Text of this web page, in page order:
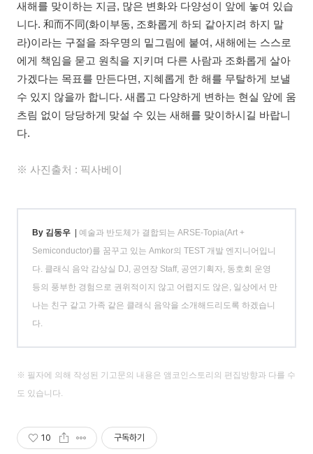
새해를 맞이하는 지금, 많은 변화와 다양성이 앞에 놓여 있습
니다. 和而不同(화이부동, 조화롭게 하되 같아지려 하지 말
라)이라는 구절을 좌우명의 밑그림에 붙여, 새해에는 스스로
에게 책임을 묻고 원칙을 지키며 다른 사람과 조화롭게 살아
가겠다는 목표를 만든다면, 지혜롭게 한 해를 무탈하게 보낼
수 있지 않을까 합니다. 새롭고 다양하게 변하는 현실 앞에 움
츠림 없이 당당하게 맞설 수 있는 새해를 맞이하시길 바랍니
다.
※ 사진출처 : 픽사베이
By 김동우 | 예술과 반도체가 결합되는 ARSE-Topia(Art +
Semiconductor)를 꿈꾸고 있는 Amkor의 TEST 개발 엔지니어입니
다. 클래식 음악 감상실 DJ, 공연장 Staff, 공연기획자, 동호회 운영
등의 풍부한 경험으로 권위적이지 않고 어렵지도 않은, 일상에서 만
나는 친구 같고 가족 같은 클래식 음악을 소개해드리도록 하겠습니
다.
※ 필자에 의해 작성된 기고문의 내용은 앰코인스토리의 편집방향과 다를 수
도 있습니다.
10 구독하기